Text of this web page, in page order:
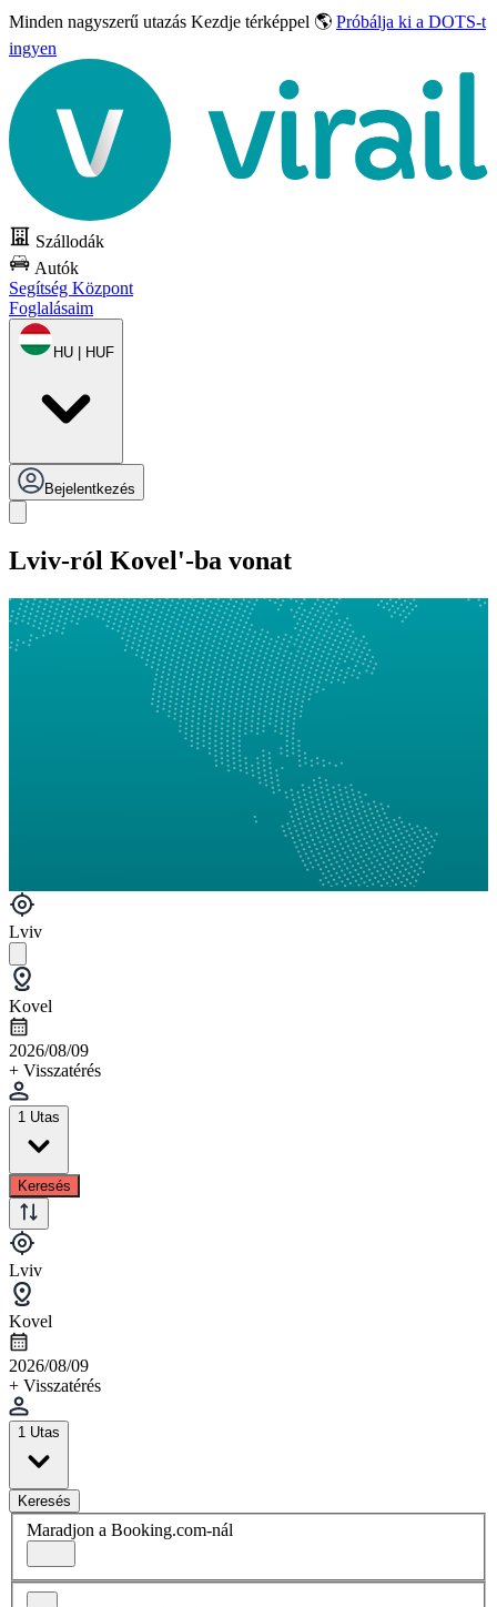
Minden nagyszerű utazás Kezdje térképpel 🌎 Próbálja ki a DOTS-t
ingyen
Szállodák
Autók
Segítség Központ
Foglalásaim
HU | HUF
Bejelentkezés
Lviv-ról Kovel'-ba vonat
Lviv
Kovel
2026/08/09
+ Visszatérés
1 Utas
Keresés
Lviv
Kovel
2026/08/09
+ Visszatérés
1 Utas
Keresés
Maradjon a Booking.com-nál